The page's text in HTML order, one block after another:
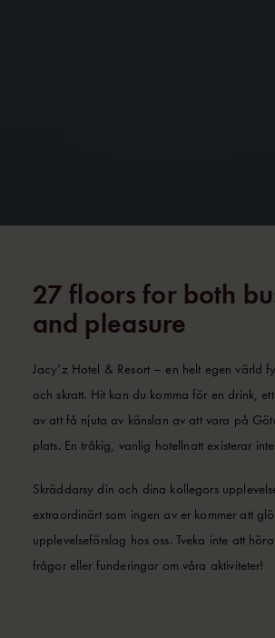
27 floors for both
and pleasure
Jacy’z Hotel & Resort – en helt egen värld
och skratt. Hit kan du komma för en drink,
av att få njuta av känslan av att vara på
plats. En tråkig, vanlig hotellnatt existerar
Skräddarsy din och dina kollegors
extraordinärt som ingen av er kommer att
upplevelseförslag hos oss. Tveka inte att
frågor eller funderingar om våra aktiviteter!